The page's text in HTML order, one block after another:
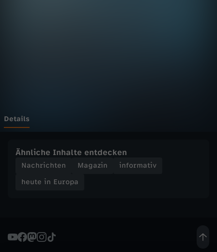
a
h
t
Details
Ähnliche Inhalte entdecken
Nachrichten Magazin
informativ
heute in Europa